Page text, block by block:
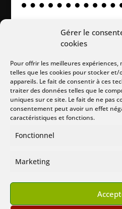
Gérer le
cookies
Pour offrir les meilleures
telles que les cookies pour stocker
appareils. Le fait de consentir à ces
traiter des données telles que le
uniques sur ce site. Le fait de ne pas
consentement peut avoir un effet
caractéristiques et fonctions.
Fonctionnel
Marketing
Suivez